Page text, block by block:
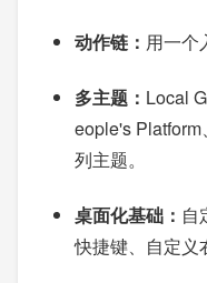
动作链： 用一个
多主题： Local
eople's
列主题。
桌面化基础： 自
快捷键、自定义